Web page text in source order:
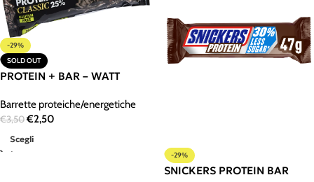
-29%
SOLD OUT
PROTEIN + BAR – WATT
Barrette proteiche/energetiche
€3,50€2,50
Scegli
-29%
SNICKERS PROTEIN BAR